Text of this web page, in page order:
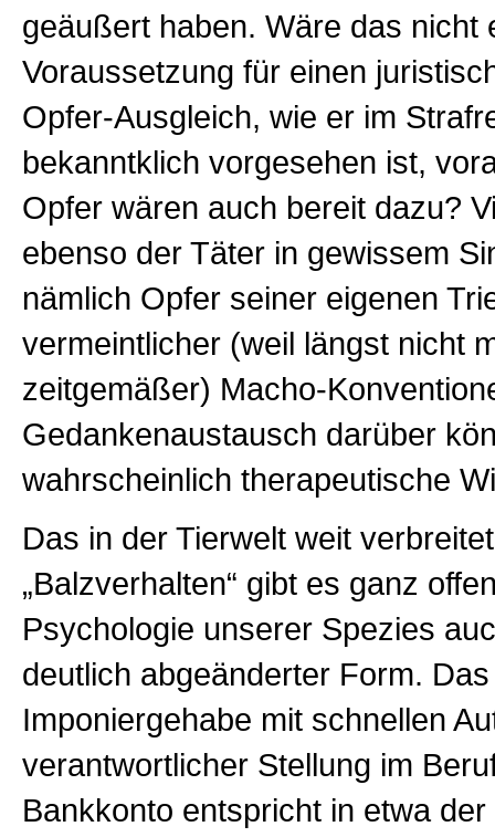
geäußert haben. Wäre das nicht
Voraussetzung für einen
Opfer-Ausgleich, wie er im
bekanntklich vorgesehen ist,
Opfer wären auch bereit dazu?
ebenso der Täter in gewissem
nämlich Opfer seiner eigenen
vermeintlicher (weil längst nicht
zeitgemäßer) Macho-
Gedankenaustausch darüber
wahrscheinlich therapeutische
Das in der Tierwelt weit
„Balzverhalten“ gibt es ganz
Psychologie unserer Spezies
deutlich abgeänderter Form.
Imponiergehabe mit schnellen
verantwortlicher Stellung im
Bankkonto entspricht in etwa